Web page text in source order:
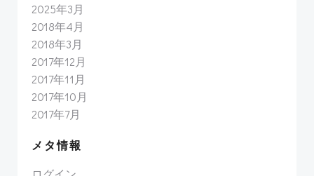
2025年3月
2018年4月
2018年3月
2017年12月
2017年11月
2017年10月
2017年7月
メタ情報